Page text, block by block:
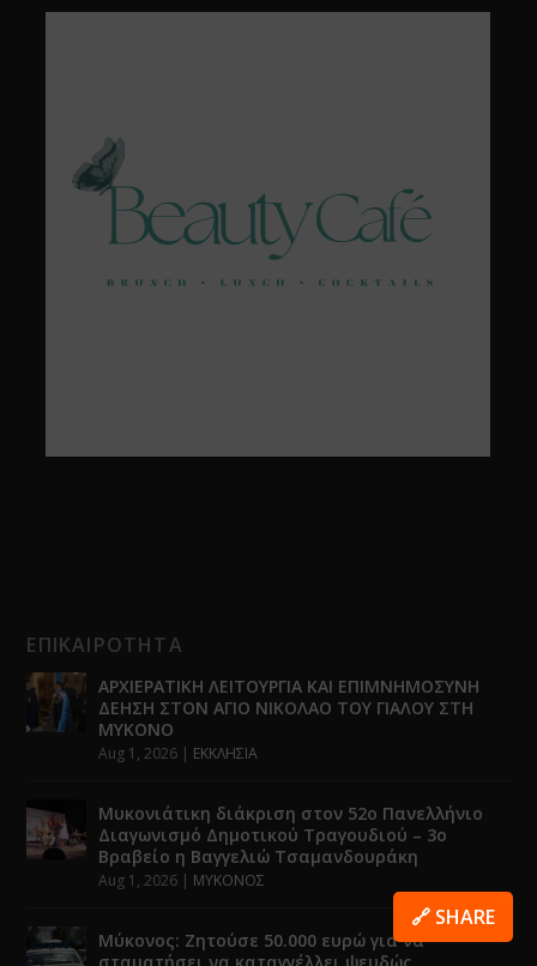
ΕΠΙΚΑΙΡΟΤΗΤΑ
ΑΡΧΙΕΡΑΤΙΚΗ ΛΕΙΤΟΥΡΓΙΑ ΚΑΙ ΕΠΙΜΝΗΜΟΣΥΝΗ
ΔΕΗΣΗ ΣΤΟΝ ΑΓΙΟ ΝΙΚΟΛΑΟ ΤΟΥ ΓΙΑΛΟΥ ΣΤΗ
ΜΥΚΟΝΟ
Aug 1, 2026 | ΕΚΚΛΗΣΙΑ
Μυκονιάτικη διάκριση στον 52ο Πανελλήνιο
Διαγωνισμό Δημοτικού Τραγουδιού – 3ο
Βραβείο η Βαγγελιώ Τσαμανδουράκη
Aug 1, 2026 | ΜΥΚΟΝΟΣ
Μύκονος: Ζητούσε 50.000 ευρώ για να
🔗 SHARE